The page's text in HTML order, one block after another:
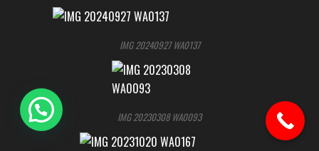
IMG 20240927 WA0137
IMG 20230308 WA0093